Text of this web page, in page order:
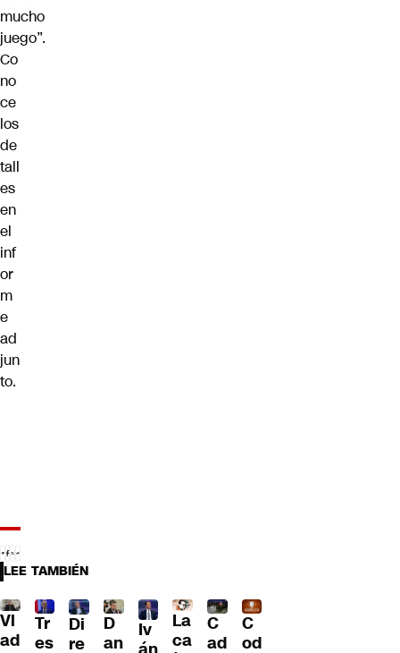
mucho
juego”.
Co
no
ce
los
de
tall
es
en
el
inf
or
m
e
ad
jun
to.
LEE TAMBIÉN
Vl
ad
Tr
es
Di
re
D
an
Iv
La
ca
C
ad
C
od